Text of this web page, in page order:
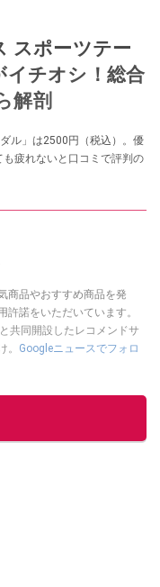
スポーツテー
イチオシ！総合
解剖
ル」は2500円（税込）。優
疲れないと口コミで評判の
商品やおすすめ商品を発
許諾をいただいています。
共同開設したレコメンドサ
。 Googleニュースでフォロ
ストの他の記事を読む